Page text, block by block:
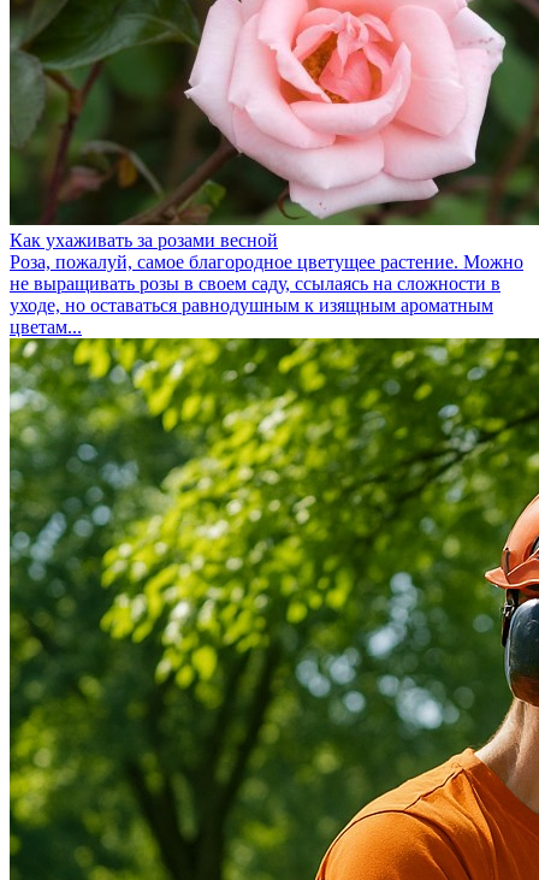
Как ухаживать за розами весной
Роза, пожалуй, самое благородное цветущее растение. Можно
не выращивать розы в своем саду, ссылаясь на сложности в
уходе, но оставаться равнодушным к изящным ароматным
цветам...